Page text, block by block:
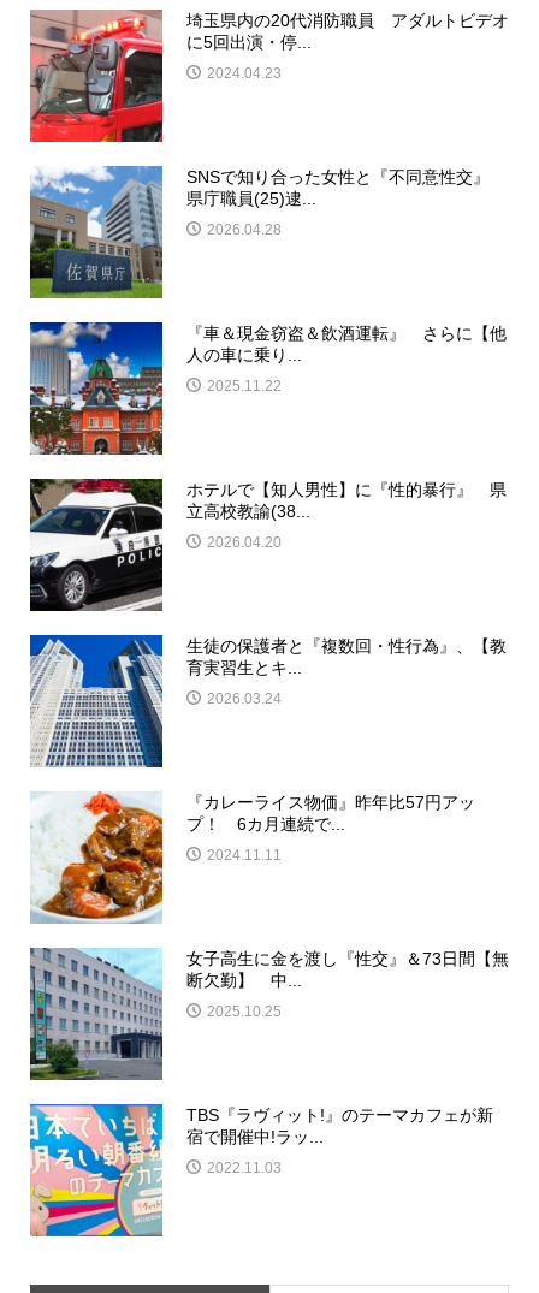
埼玉県内の20代消防職員 アダルトビデオ
に5回出演・停...
2024.04.23
SNSで知り合った女性と『不同意性交』
県庁職員(25)逮...
2026.04.28
『車＆現金窃盗＆飲酒運転』 さらに【他
人の車に乗り...
2025.11.22
ホテルで【知人男性】に『性的暴行』 県
立高校教諭(38...
2026.04.20
生徒の保護者と『複数回・性行為』、【教
育実習生とキ...
2026.03.24
『カレーライス物価』昨年比57円アッ
プ！ 6カ月連続で...
2024.11.11
女子高生に金を渡し『性交』＆73日間【無
断欠勤】 中...
2025.10.25
TBS『ラヴィット!』のテーマカフェが新
宿で開催中!ラッ...
2022.11.03